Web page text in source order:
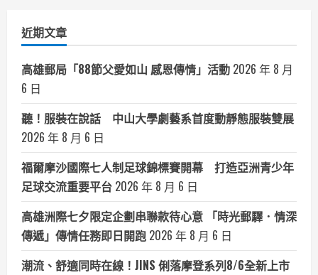
近期文章
高雄郵局「88節父愛如山 感恩傳情」活動 2026 年 8 月
6 日
聽！服裝在說話 中山大學劇藝系首度動靜態服裝雙展
2026 年 8 月 6 日
福爾摩沙國際七人制足球錦標賽開幕 打造亞洲青少年
足球交流重要平台 2026 年 8 月 6 日
高雄洲際七夕限定企劃串聯款待心意 「時光郵驛．情深
傳遞」傳情任務即日開跑 2026 年 8 月 6 日
潮流、舒適同時在線！JINS 俐落摩登系列8/6全新上市